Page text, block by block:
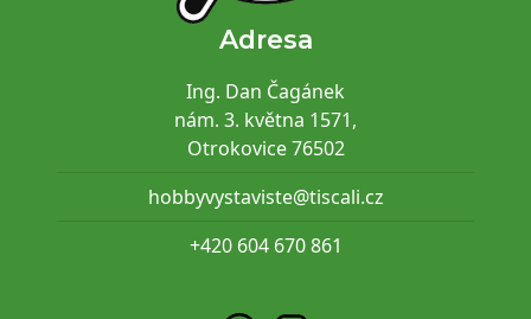
Adresa
Ing. Dan Čagánek
nám. 3. května 1571,
Otrokovice 76502
hobbyvystaviste@tiscali.cz
+420 604 670 861